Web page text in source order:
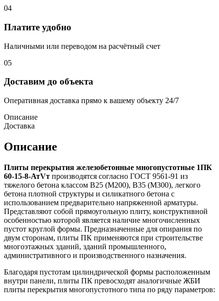
04
Платите удобно
Наличными или переводом на расчётный счет
05
Доставим до объекта
Оперативная доставка прямо к вашему объекту 24/7
Описание
Доставка
Описание
Плиты перекрытия железобетонные многопустотные 1ПК
60-15-8-АтVт производятся согласно ГОСТ 9561-91 из
тяжелого бетона классом В25 (М200), В35 (М300), легкого
бетона плотной структуры и силикатного бетона с
использованием предварительно напряженной арматуры.
Представляют собой прямоугольную плиту, конструктивной
особенностью которой является наличие многочисленных
пустот круглой формы. Предназначенные для опирания по
двум сторонам, плиты ПК применяются при строительстве
многоэтажных зданий, зданий промышленного,
административного и производственного назначения.
Благодаря пустотам цилиндрической формы расположенным
внутри панели, плиты ПК превосходят аналогичные ЖБИ
плиты перекрытия многопустотного типа по ряду параметров: